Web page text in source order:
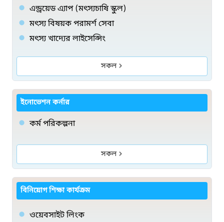
এন্ড্রয়েড এ্যাপ (মৎস্যচাষি স্কুল)
মৎস্য বিষয়ক পরামর্শ সেবা
মৎস্য খাদ্যের লাইসেন্সিং
সকল
ইনোভেশন কর্নার
কর্ম পরিকল্পনা
সকল
বিনিয়োগ শিক্ষা কার্যক্রম
ওয়েবসাইট লিংক